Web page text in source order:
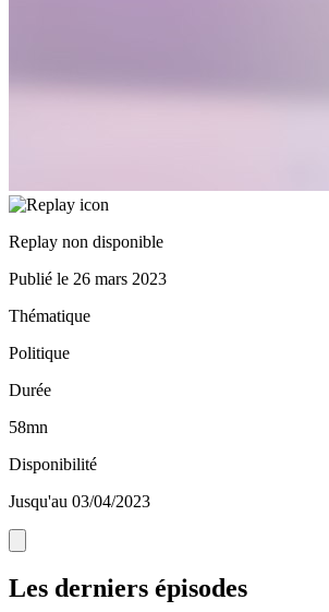
Replay non disponible
Publié le 26 mars 2023
Thématique
Politique
Durée
58mn
Disponibilité
Jusqu'au 03/04/2023
Les derniers épisodes